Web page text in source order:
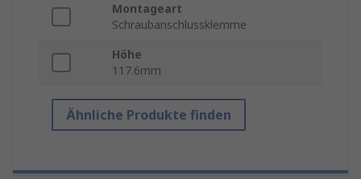
Montageart
Schraubanschlussklemme
Höhe
117.6mm
Ähnliche Produkte finden